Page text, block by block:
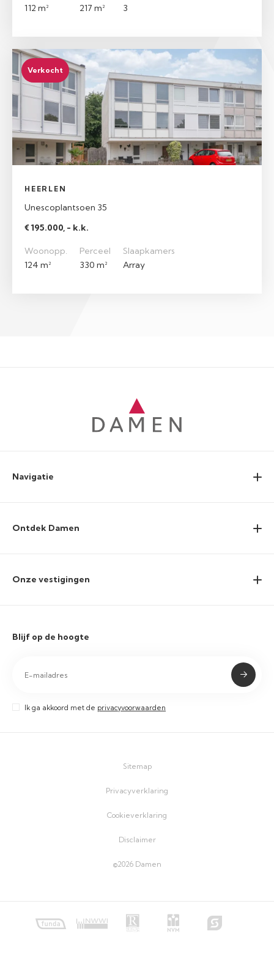
112 m²
217 m²
3
Verkocht
HEERLEN
Unescoplantsoen 35
€ 195.000, - k.k.
Woonopp.
124 m²
Perceel
330 m²
Slaapkamers
Array
Navigatie
Ontdek Damen
Onze vestigingen
Blijf op de hoogte
Ik ga akkoord met de privacyvoorwaarden
©2026 Damen
Sitemap
Privacyverklaring
Cookieverklaring
Disclaimer